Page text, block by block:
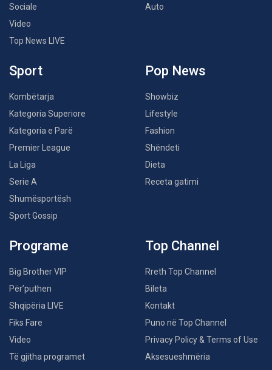
Sociale
Video
Top News LIVE
Auto
Sport
Kombëtarja
Kategoria Superiore
Kategoria e Parë
Premier League
La Liga
Serie A
Shumësportësh
Sport Gossip
Pop News
Showbiz
Lifestyle
Fashion
Shëndeti
Dieta
Receta gatimi
Programe
Big Brother VIP
Për’puthen
Shqipëria LIVE
Fiks Fare
Video
Të gjitha programet
Top Channel
Rreth Top Channel
Bileta
Kontakt
Puno në Top Channel
Privacy Policy & Terms of Use
Aksesueshmëria